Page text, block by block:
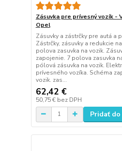
Zásuvka pre prívesný vozík -
Opel
Zásuvky a zástrčky pre autá a
Zástrčky, zásuvky a redukcie
polova zasuvka na vozik.
zapojenie. 7 polova zasuvka
pólová zásuvka na vozik.
prívesného vozíka. Schéma
vozik. zas...
62,42 €
50,75 € bez DPH
Pridať